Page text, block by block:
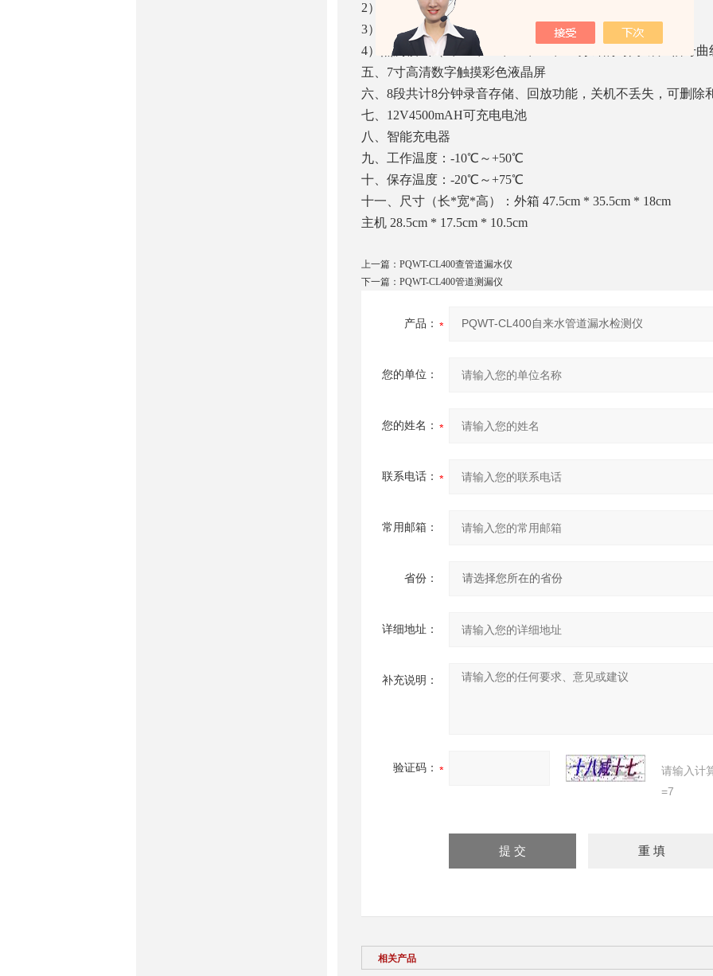
2）滤波分析模式（各频段的噪声信号实时显示）
3）精测模式（噪声信号小值记忆显示）
4）点测模式（5、10、15、20、25、30分钟的时间-噪声信号曲
五、7寸高清数字触摸彩色液晶屏
六、8段共计8分钟录音存储、回放功能，关机不丢失，可删除
七、12V4500mAH可充电电池
八、智能充电器
九、工作温度：-10℃～+50℃
十、保存温度：-20℃～+75℃
十一、尺寸（长*宽*高）：外箱 47.5cm * 35.5cm * 18cm
主机 28.5cm * 17.5cm * 10.5cm
上一篇： PQWT-CL400查管道漏水仪
下一篇： PQWT-CL400管道测漏仪
产品：
您的单位：
您的姓名：
联系电话：
常用邮箱：
省份：
详细地址：
补充说明：
验证码：
请输入计
=7
相关产品